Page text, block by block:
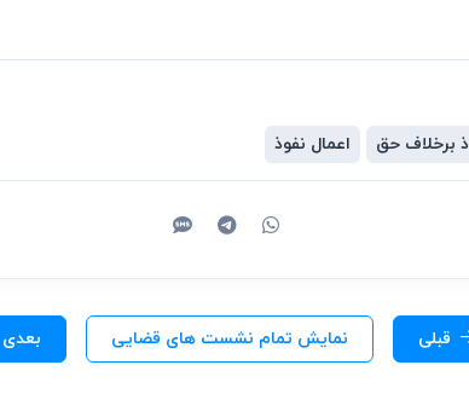
برخلاف حق اعمال نفوذ
بعدی نمایش تمام نشست های قضایی قبلی